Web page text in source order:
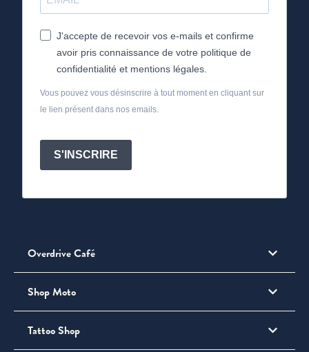
J'accepte de recevoir vos e-mails et confirme
avoir pris connaissance de votre politique de
confidentialité et mentions légales.
Vous pouvez vous désinscrire à tout moment en cliquant sur
le lien présent dans nos emails.
S'INSCRIRE
Overdrive Café
Shop Moto
Tattoo Shop